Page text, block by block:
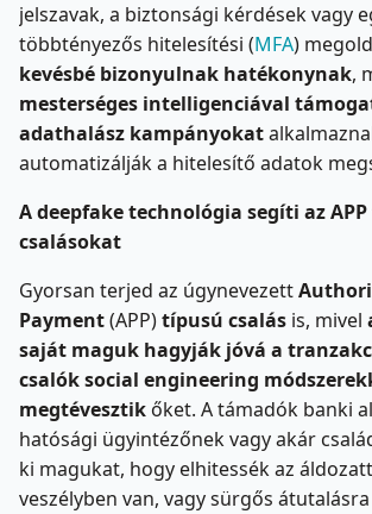
jelszavak, a biztonsági kérdések vagy
többtényezős hitelesítési (MFA)
kevésbé bizonyulnak hatékonynak,
mesterséges intelligenciával
adathalász kampányokat
automatizálják a hitelesítő adatok
A deepfake technológia segíti az
csalásokat
Gyorsan terjed az úgynevezett
Payment(APP)típusú csalás is, mivel
saját maguk hagyják jóvá a
csalók social engineering
megtévesztik őket. A támadók banki
hatósági ügyintézőnek vagy akár
ki magukat, hogy elhitessék az
veszélyben van, vagy sürgős